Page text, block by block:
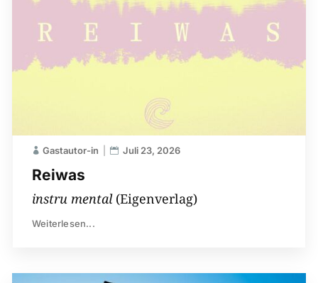
Reiwas
Gastautor-in Juli 23, 2026
instru mental(Eigenverlag)
Weiterlesen...